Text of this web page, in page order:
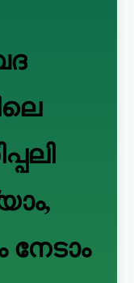
നേടാം